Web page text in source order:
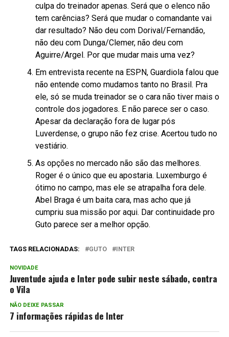
culpa do treinador apenas. Será que o elenco não
tem carências? Será que mudar o comandante vai
dar resultado? Não deu com Dorival/Fernandão,
não deu com Dunga/Clemer, não deu com
Aguirre/Argel. Por que mudar mais uma vez?
Em entrevista recente na ESPN, Guardiola falou que
não entende como mudamos tanto no Brasil. Pra
ele, só se muda treinador se o cara não tiver mais o
controle dos jogadores. E não parece ser o caso.
Apesar da declaração fora de lugar pós
Luverdense, o grupo não fez crise. Acertou tudo no
vestiário.
As opções no mercado não são das melhores.
Roger é o único que eu apostaria. Luxemburgo é
ótimo no campo, mas ele se atrapalha fora dele.
Abel Braga é um baita cara, mas acho que já
cumpriu sua missão por aqui. Dar continuidade pro
Guto parece ser a melhor opção.
TAGS RELACIONADAS: GUTO INTER
NOVIDADE
Juventude ajuda e Inter pode subir neste sábado, contra
o Vila
NÃO DEIXE PASSAR
7 informações rápidas de Inter